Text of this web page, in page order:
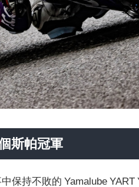
斯帕冠軍
保持不敗的 Yamalube